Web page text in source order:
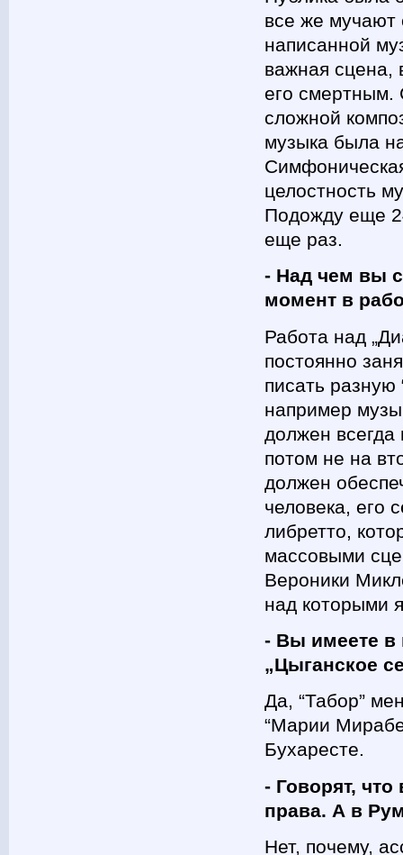
все же мучают
написанной
важная сцена,
его смертным.
сложной
музыка была
целостность
Подожду еще
еще раз.
- Над чем вы
момент в
Работа над
постоянно
писать
например
должен
потом не на
должен
человека, его
либретто,
массовыми
Вероники
над которыми
- Вы имеете в
„Цыганское
Да, “Табор”
“Марии
Бухаресте.
- Говорят,
права. А в
Нет, почему,